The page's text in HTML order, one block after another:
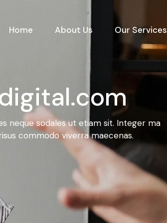
Home About Us Our Services
neque sodales ut etiam sit. Integer ma
commodo viverra maecenas.